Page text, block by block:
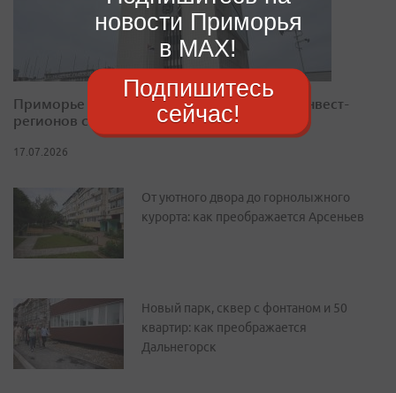
Приморье закрепилось в десятке лучших инвест-
регионов страны
17.07.2026
От уютного двора до горнолыжного
курорта: как преображается Арсеньев
Новый парк, сквер с фонтаном и 50
квартир: как преображается
Дальнегорск
новости Приморья
в MAX!
Подпишитесь
сейчас!